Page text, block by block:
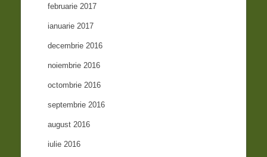
februarie 2017
ianuarie 2017
decembrie 2016
noiembrie 2016
octombrie 2016
septembrie 2016
august 2016
iulie 2016